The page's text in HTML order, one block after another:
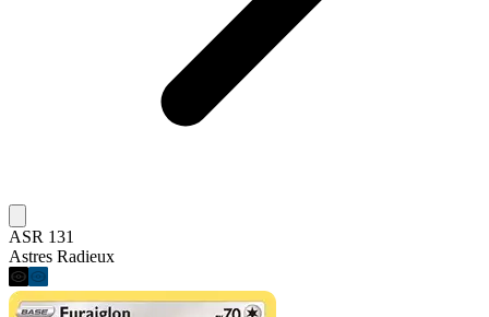
ASR 131
Astres Radieux